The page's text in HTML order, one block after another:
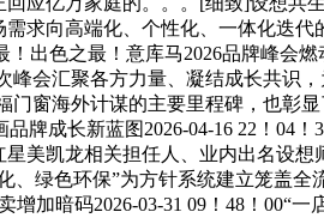
求向高端化、个性化、一体化迭
色之最！意库马2026品牌峰会燃
汇聚各方力量、凝结成长共识
窗海外计谋的主要里程碑，也彰
牌成长新蓝图2026-04-16 22！04
美凯龙相关担任人、业内出名设
绿色环保”为方针系统建立笼盖
加暗码2026-03-31 09！48！00“